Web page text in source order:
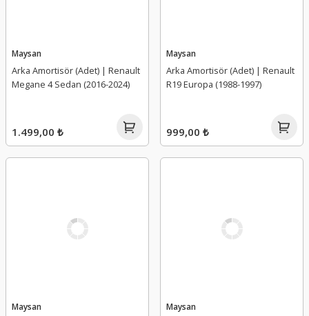
Maysan
Arka Amortisör (Adet) | Renault
Megane 4 Sedan (2016-2024)
1.499,00 ₺
Maysan
Arka Amortisör (Adet) | Renault
R19 Europa (1988-1997)
999,00 ₺
Maysan Maysan